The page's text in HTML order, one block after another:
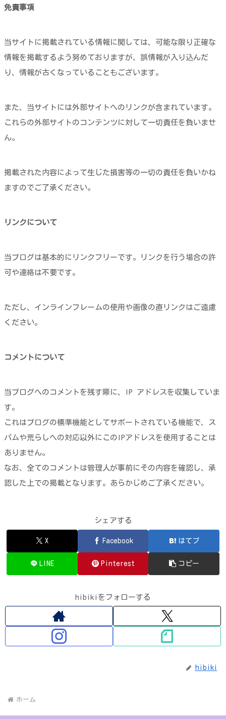
免責事項
当サイトに掲載されている情報に関しては、可能な限り正確な
情報を掲載するよう努めておりますが、誤情報が入り込んだ
り、情報が古くなっていることもございます。
また、当サイトには外部サイトへのリンクが含まれています。
これらの外部サイトのコンテンツに対して一切責任を負いませ
ん。
掲載された内容によって生じた損害等の一切の責任を負いかね
ますのでご了承ください。
リンクについて
当ブログは基本的にリンクフリーです。リンクを行う場合の許
可や連絡は不要です。
ただし、インラインフレームの使用や画像の直リンクはご遠慮
ください。
コメントについて
当ブログへのコメントを残す際に、IP アドレスを収集していま
す。
これはブログの標準機能としてサポートされている機能で、ス
パムや荒らしへの対応以外にこのIPアドレスを使用することは
ありません。
なお、全てのコメントは管理人が事前にその内容を確認し、承
認した上での掲載となります。あらかじめご了承ください。
シェアする
X Facebook はてブ
LINE Pinterest コピー
hibikiをフォローする
hibiki
ホーム